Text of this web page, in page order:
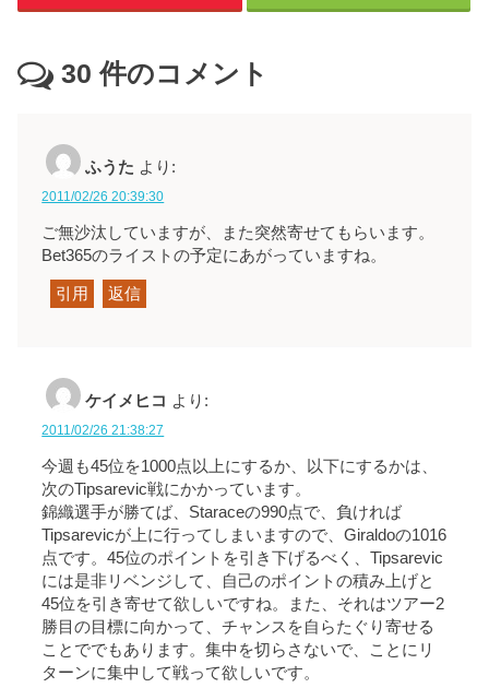
30 件のコメント
ふうた より:
2011/02/26 20:39:30
ご無沙汰していますが、また突然寄せてもらいます。
Bet365のライストの予定にあがっていますね。
引用 返信
ケイメヒコ より:
2011/02/26 21:38:27
今週も45位を1000点以上にするか、以下にするかは、
次のTipsarevic戦にかかっています。
錦織選手が勝てば、Staraceの990点で、負ければ
Tipsarevicが上に行ってしまいますので、Giraldoの1016
点です。45位のポイントを引き下げるべく、Tipsarevic
には是非リベンジして、自己のポイントの積み上げと
45位を引き寄せて欲しいですね。また、それはツアー2
勝目の目標に向かって、チャンスを自らたぐり寄せる
ことででもあります。集中を切らさないで、ことにリ
ターンに集中して戦って欲しいです。